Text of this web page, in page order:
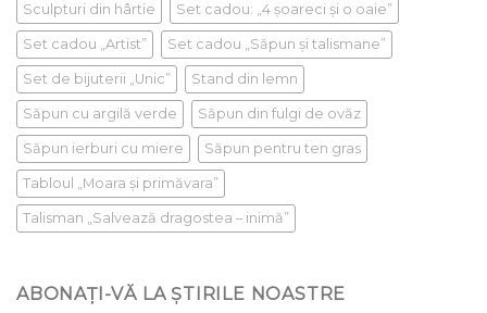
Sculpturi din hârtie Set cadou: „4 șoareci și o oaie”
Set cadou „Artist” Set cadou „Săpun și talismane”
Set de bijuterii „Unic” Stand din lemn
Săpun cu argilă verde Săpun din fulgi de ovăz
Săpun ierburi cu miere Săpun pentru ten gras
Tabloul „Moara și primăvara”
Talisman „Salvează dragostea – inimă”
ABONAȚI-VĂ LA ȘTIRILE NOASTRE